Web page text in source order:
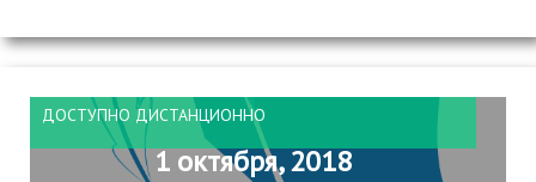
ДОСТУПНО ДИСТАНЦИОННО
1 октября, 2018